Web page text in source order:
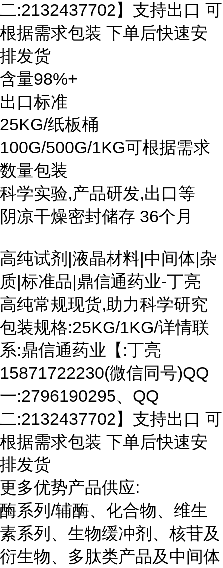
二:2132437702】支持出口 可
根据需求包装 下单后快速安
排发货
含量98%+
出口标准
25KG/纸板桶
100G/500G/1KG可根据需求
数量包装
科学实验,产品研发,出口等
阴凉干燥密封储存 36个月
高纯试剂|液晶材料|中间体|杂
质|标准品|鼎信通药业-丁亮
高纯常规现货,助力科学研究
包装规格:25KG/1KG/详情联
系:鼎信通药业【:丁亮
15871722230(微信同号)QQ
一:2796190295、QQ
二:2132437702】支持出口 可
根据需求包装 下单后快速安
排发货
更多优势产品供应:
酶系列/辅酶、化合物、维生
素系列、生物缓冲剂、核苷及
衍生物、多肽类产品及中间体